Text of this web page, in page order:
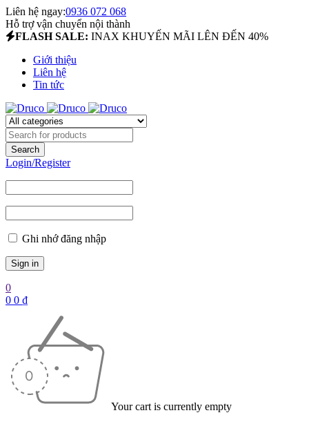
Liên hệ ngay:0936 072 068
Hỗ trợ vận chuyển nội thành
FLASH SALE: INAX KHUYẾN MÃI LÊN ĐẾN 40%
Giới thiệu
Liên hệ
Tin tức
Login/Register
Ghi nhớ đăng nhập
0
0 0 ₫
Your cart is currently empty